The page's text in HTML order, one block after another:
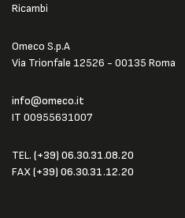
Omeco S.p.A
Via Trionfale 12526 - 00135 Roma
info@omeco.it
IT 00955631007
TEL. (+39) 06.30.31.08.20
FAX(+39) 06.30.31.12.20
Ricambi